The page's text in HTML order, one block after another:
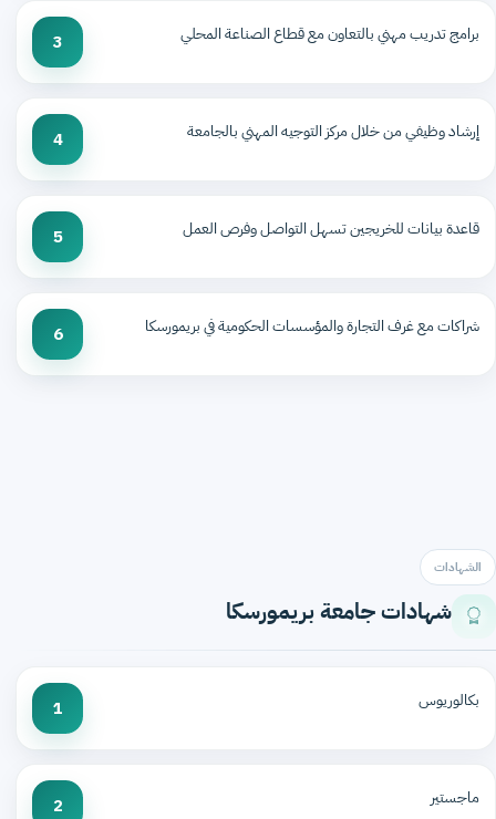
برامج تدريب مهني بالتعاون مع قطاع الصناعة المحلي 3
إرشاد وظيفي من خلال مركز التوجيه المهني بالجامعة 4
قاعدة بيانات للخريجين تسهل التواصل وفرص العمل 5
شراكات مع غرف التجارة والمؤسسات الحكومية في بريمورسكا 6
الشهادات
شهادات جامعة بريمورسكا
بكالوريوس 1
ماجستير 2